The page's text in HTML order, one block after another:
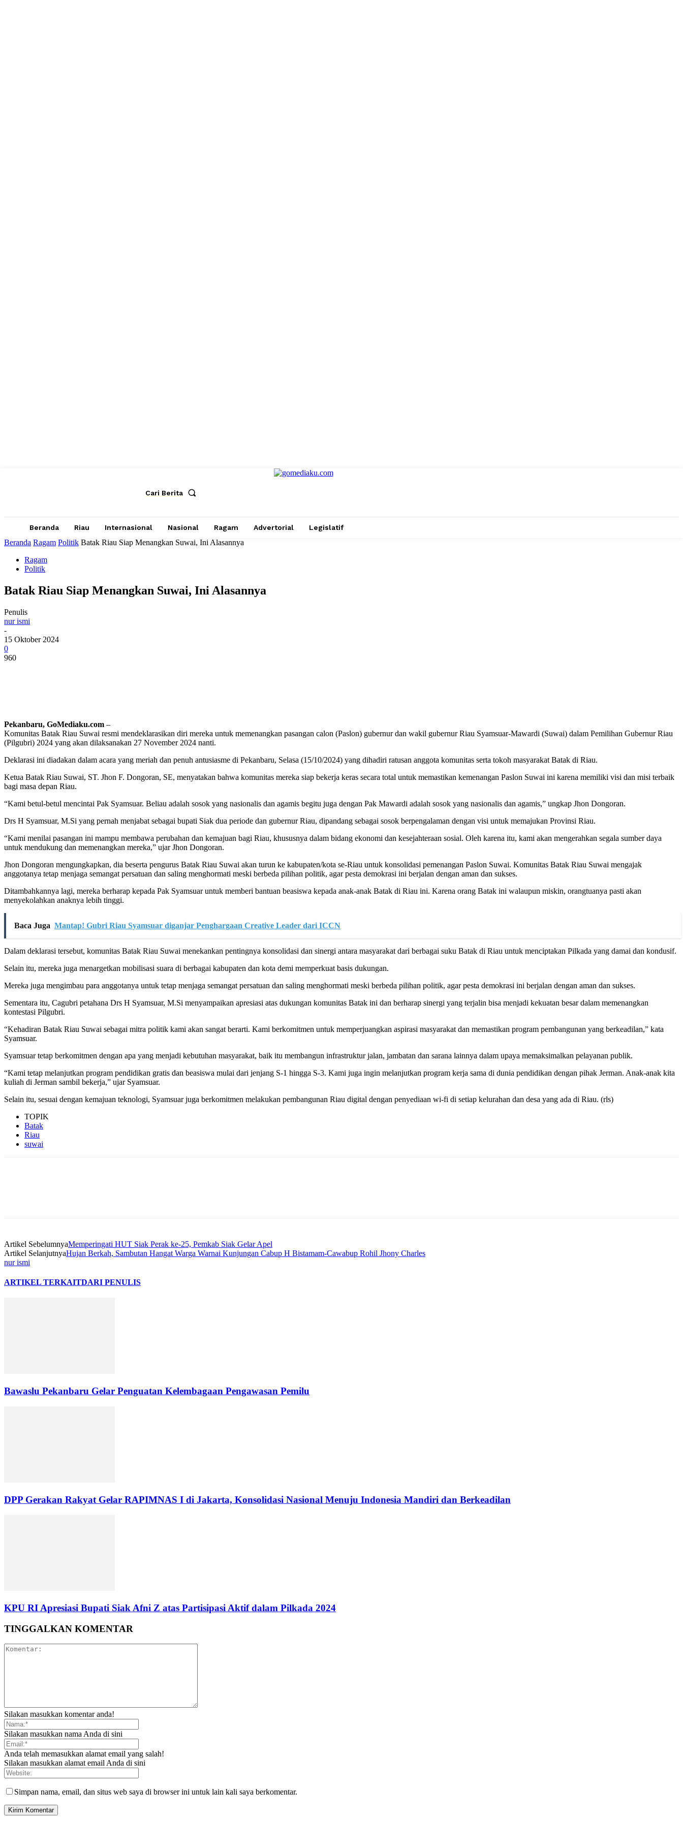
Cari Berita
Beranda Riau Internasional Nasional Ragam Advertorial Legislatif
Beranda Ragam Politik Batak Riau Siap Menangkan Suwai, Ini Alasannya
Ragam
Politik
Batak Riau Siap Menangkan Suwai, Ini Alasannya
Penulis
nur ismi
-
15 Oktober 2024
0
960
Pekanbaru, GoMediaku.com –
Komunitas Batak Riau Suwai resmi mendeklarasikan diri mereka untuk memenangkan pasangan calon (Paslon) gubernur dan wakil gubernur Riau Syamsuar-Mawardi (Suwai) dalam Pemilihan Gubernur Riau
(Pilgubri) 2024 yang akan dilaksanakan 27 November 2024 nanti.
Deklarasi ini diadakan dalam acara yang meriah dan penuh antusiasme di Pekanbaru, Selasa (15/10/2024) yang dihadiri ratusan anggota komunitas serta tokoh masyarakat Batak di Riau.
Ketua Batak Riau Suwai, ST. Jhon F. Dongoran, SE, menyatakan bahwa komunitas mereka siap bekerja keras secara total untuk memastikan kemenangan Paslon Suwai ini karena memiliki visi dan misi terbaik
bagi masa depan Riau.
“Kami betul-betul mencintai Pak Syamsuar. Beliau adalah sosok yang nasionalis dan agamis begitu juga dengan Pak Mawardi adalah sosok yang nasionalis dan agamis,” ungkap Jhon Dongoran.
Drs H Syamsuar, M.Si yang pernah menjabat sebagai bupati Siak dua periode dan gubernur Riau, dipandang sebagai sosok berpengalaman dengan visi untuk memajukan Provinsi Riau.
“Kami menilai pasangan ini mampu membawa perubahan dan kemajuan bagi Riau, khususnya dalam bidang ekonomi dan kesejahteraan sosial. Oleh karena itu, kami akan mengerahkan segala sumber daya
untuk mendukung dan memenangkan mereka,” ujar Jhon Dongoran.
Jhon Dongoran mengungkapkan, dia beserta pengurus Batak Riau Suwai akan turun ke kabupaten/kota se-Riau untuk konsolidasi pemenangan Paslon Suwai. Komunitas Batak Riau Suwai mengajak
anggotanya tetap menjaga semangat persatuan dan saling menghormati meski berbeda pilihan politik, agar pesta demokrasi ini berjalan dengan aman dan sukses.
Ditambahkannya lagi, mereka berharap kepada Pak Syamsuar untuk memberi bantuan beasiswa kepada anak-anak Batak di Riau ini. Karena orang Batak ini walaupun miskin, orangtuanya pasti akan
menyekolahkan anaknya lebih tinggi.
Baca Juga Mantap! Gubri Riau Syamsuar diganjar Penghargaan Creative Leader dari ICCN
Dalam deklarasi tersebut, komunitas Batak Riau Suwai menekankan pentingnya konsolidasi dan sinergi antara masyarakat dari berbagai suku Batak di Riau untuk menciptakan Pilkada yang damai dan kondusif.
Selain itu, mereka juga menargetkan mobilisasi suara di berbagai kabupaten dan kota demi memperkuat basis dukungan.
Mereka juga mengimbau para anggotanya untuk tetap menjaga semangat persatuan dan saling menghormati meski berbeda pilihan politik, agar pesta demokrasi ini berjalan dengan aman dan sukses.
Sementara itu, Cagubri petahana Drs H Syamsuar, M.Si menyampaikan apresiasi atas dukungan komunitas Batak ini dan berharap sinergi yang terjalin bisa menjadi kekuatan besar dalam memenangkan
kontestasi Pilgubri.
“Kehadiran Batak Riau Suwai sebagai mitra politik kami akan sangat berarti. Kami berkomitmen untuk memperjuangkan aspirasi masyarakat dan memastikan program pembangunan yang berkeadilan,” kata
Syamsuar.
Syamsuar tetap berkomitmen dengan apa yang menjadi kebutuhan masyarakat, baik itu membangun infrastruktur jalan, jambatan dan sarana lainnya dalam upaya memaksimalkan pelayanan publik.
“Kami tetap melanjutkan program pendidikan gratis dan beasiswa mulai dari jenjang S-1 hingga S-3. Kami juga ingin melanjutkan program kerja sama di dunia pendidikan dengan pihak Jerman. Anak-anak kita
kuliah di Jerman sambil bekerja,” ujar Syamsuar.
Selain itu, sesuai dengan kemajuan teknologi, Syamsuar juga berkomitmen melakukan pembangunan Riau digital dengan penyediaan wi-fi di setiap kelurahan dan desa yang ada di Riau. (rls)
TOPIK
Batak
Riau
suwai
Artikel SebelumnyaMemperingati HUT Siak Perak ke-25, Pemkab Siak Gelar Apel
Artikel SelanjutnyaHujan Berkah, Sambutan Hangat Warga Warnai Kunjungan Cabup H Bistamam-Cawabup Rohil Jhony Charles
nur ismi
ARTIKEL TERKAITDARI PENULIS
Bawaslu Pekanbaru Gelar Penguatan Kelembagaan Pengawasan Pemilu
DPP Gerakan Rakyat Gelar RAPIMNAS I di Jakarta, Konsolidasi Nasional Menuju Indonesia Mandiri dan Berkeadilan
KPU RI Apresiasi Bupati Siak Afni Z atas Partisipasi Aktif dalam Pilkada 2024
TINGGALKAN KOMENTAR
Silakan masukkan komentar anda!
Silakan masukkan nama Anda di sini
Anda telah memasukkan alamat email yang salah!
Silakan masukkan alamat email Anda di sini
Simpan nama, email, dan situs web saya di browser ini untuk lain kali saya berkomentar.